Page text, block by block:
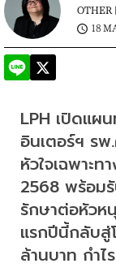
OTHER |
18
LPH เปิดแผ
อินเตอร์ฯ ร
หัวใจเฉพาะ
2568 พร้อม
รักษาต่อหัวห
แรกปีนี้กลับสู่
ล้านบาท กำไ